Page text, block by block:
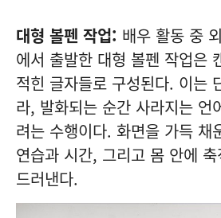
대형 볼펜 작업: 배우 활동 중
에서 출발한 대형 볼펜 작업은
적힌 글자들로 구성된다. 이는
라, 발화되는 순간 사라지는 언
려는 수행이다. 화면을 가득 채
연습과 시간, 그리고 몸 안에
드러낸다.